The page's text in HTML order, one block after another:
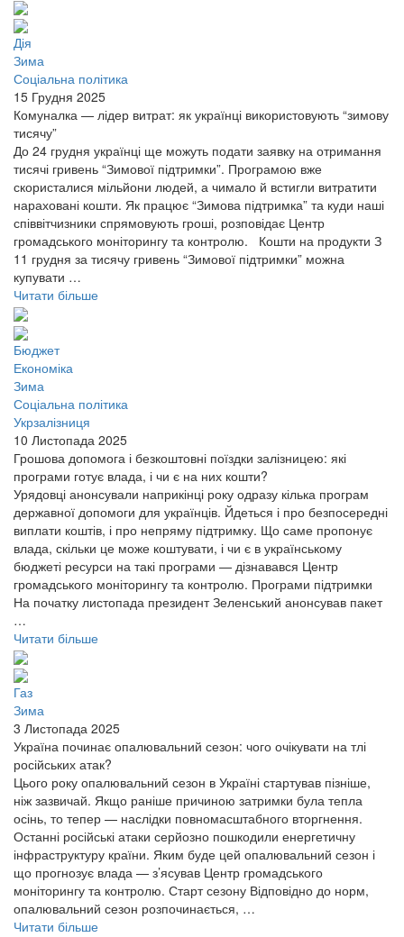
Дія
Зима
Соціальна політика
15 Грудня 2025
Комуналка — лідер витрат: як українці використовують “зимову
тисячу”
До 24 грудня українці ще можуть подати заявку на отримання
тисячі гривень “Зимової підтримки”. Програмою вже
скористалися мільйони людей, а чимало й встигли витратити
нараховані кошти. Як працює “Зимова підтримка” та куди наші
співвітчизники спрямовують гроші, розповідає Центр
громадського моніторингу та контролю. Кошти на продукти З
11 грудня за тисячу гривень “Зимової підтримки” можна
купувати …
Читати більше
Бюджет
Економіка
Зима
Соціальна політика
Укрзалізниця
10 Листопада 2025
Грошова допомога і безкоштовні поїздки залізницею: які
програми готує влада, і чи є на них кошти?
Урядовці анонсували наприкінці року одразу кілька програм
державної допомоги для українців. Йдеться і про безпосередні
виплати коштів, і про непряму підтримку. Що саме пропонує
влада, скільки це може коштувати, і чи є в українському
бюджеті ресурси на такі програми — дізнавався Центр
громадського моніторингу та контролю. Програми підтримки
На початку листопада президент Зеленський анонсував пакет
…
Читати більше
Газ
Зима
3 Листопада 2025
Україна починає опалювальний сезон: чого очікувати на тлі
російських атак?
Цього року опалювальний сезон в Україні стартував пізніше,
ніж зазвичай. Якщо раніше причиною затримки була тепла
осінь, то тепер — наслідки повномасштабного вторгнення.
Останні російські атаки серйозно пошкодили енергетичну
інфраструктуру країни. Яким буде цей опалювальний сезон і
що прогнозує влада — з’ясував Центр громадського
моніторингу та контролю. Старт сезону Відповідно до норм,
опалювальний сезон розпочинається, …
Читати більше